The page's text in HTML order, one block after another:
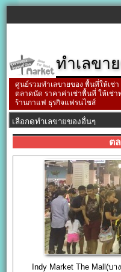
ทำเลขา
ศูนย์รวมทำเลขายของ พื้นที่ให้เช่
ตลาดนัด ราคาค่าเช่าพื้นที่ ให้เช่
ร้านกาแฟ ธุรกิจแฟรนไชส์
ต
Indy Market The Mall(บ